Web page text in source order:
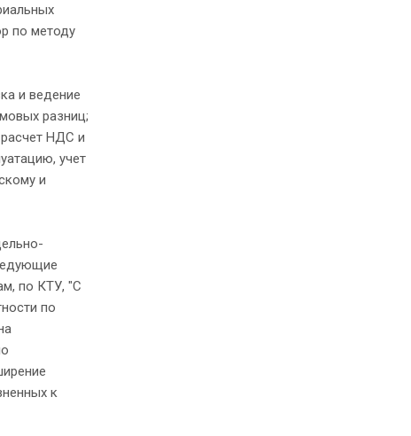
по методу
и ведение
разниц;
НДС и
учет
и
по КТУ, "С
по
к